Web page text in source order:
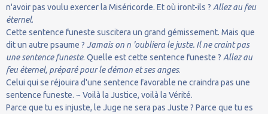
n'avoir pas voulu exercer la Miséricorde. Et où iront-ils ? Allez au feu
éternel.
Cette sentence funeste suscitera un grand gémissement. Mais que
dit un autre psaume ? Jamais on n 'oubliera le juste. Il ne craint pas
une sentence funeste. Quelle est cette sentence funeste ? Allez au
feu éternel, préparé pour le démon et ses anges.
Celui qui se réjouira d'une sentence favorable ne craindra pas une
sentence funeste. ~ Voilà la Justice, voilà la Vérité.
Parce que tu es injuste, le Juge ne sera pas Juste ? Parce que tu es